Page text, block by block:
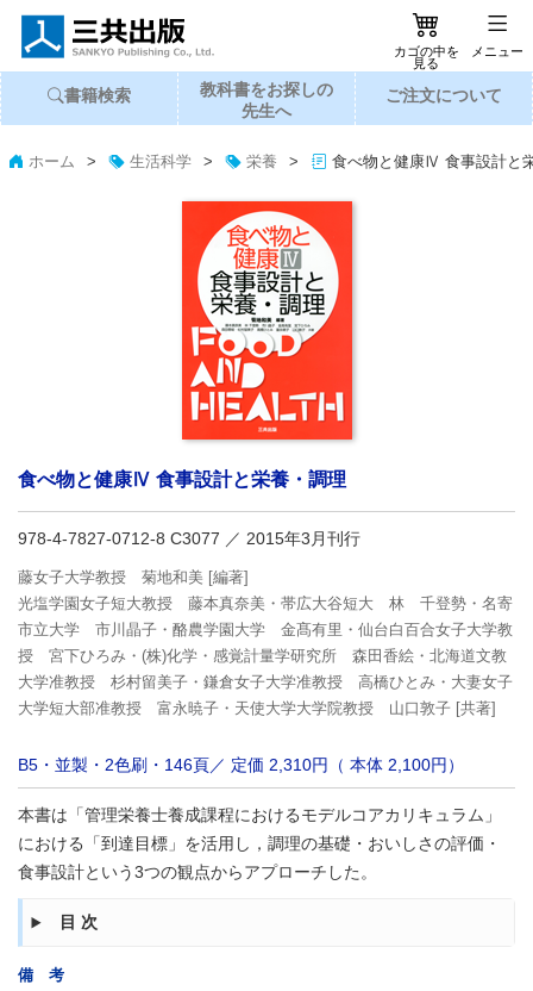
カゴの中を
見る
メニュー
書籍検索 教科書をお探しの
先生へ
ご注文について
ホーム > 生活科学 > 栄養 > 食べ物と健康Ⅳ 食事設計と
食べ物と健康Ⅳ 食事設計と栄養・調理
978-4-7827-0712-8 C3077 ／ 2015年3月刊行
藤女子大学教授 菊地和美 [編著]
光塩学園女子短大教授 藤本真奈美・帯広大谷短大 林 千登勢・名寄
市立大学 市川晶子・酪農学園大学 金髙有里・仙台白百合女子大学教
授 宮下ひろみ・(株)化学・感覚計量学研究所 森田香絵・北海道文教
大学准教授 杉村留美子・鎌倉女子大学准教授 高橋ひとみ・大妻女子
大学短大部准教授 富永暁子・天使大学大学院教授 山口敦子 [共著]
B5・並製・2色刷・146頁／ 定価 2,310円（ 本体 2,100円）
本書は「管理栄養士養成課程におけるモデルコアカリキュラム」
における「到達目標」を活用し，調理の基礎・おいしさの評価・
食事設計という3つの観点からアプローチした。
目次
備 考